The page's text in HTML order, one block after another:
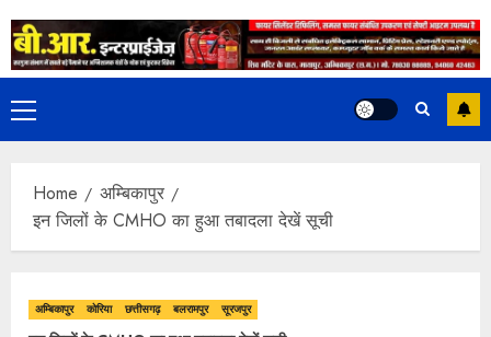
Home
अम्बिकापुर
इन जिलों के CMHO का हुआ तबादला देखें सूची
अम्बिकापुर कोरिया छत्तीसगढ़ बलरामपुर सूरजपुर